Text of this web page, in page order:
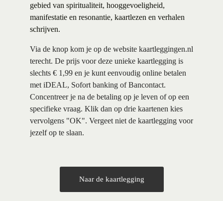
gebied van spiritualiteit, hooggevoeligheid,
manifestatie en resonantie, kaartlezen en verhalen
schrijven.
Via de knop kom je op de website kaartleggingen.nl
terecht. De prijs voor deze unieke kaartlegging is
slechts € 1,99 en je kunt eenvoudig online betalen
met iDEAL, Sofort banking of Bancontact.
Concentreer je na de betaling op je leven of op een
specifieke vraag. Klik dan op drie kaartenen kies
vervolgens "OK". Vergeet niet de kaartlegging voor
jezelf op te slaan.
Naar de kaartlegging